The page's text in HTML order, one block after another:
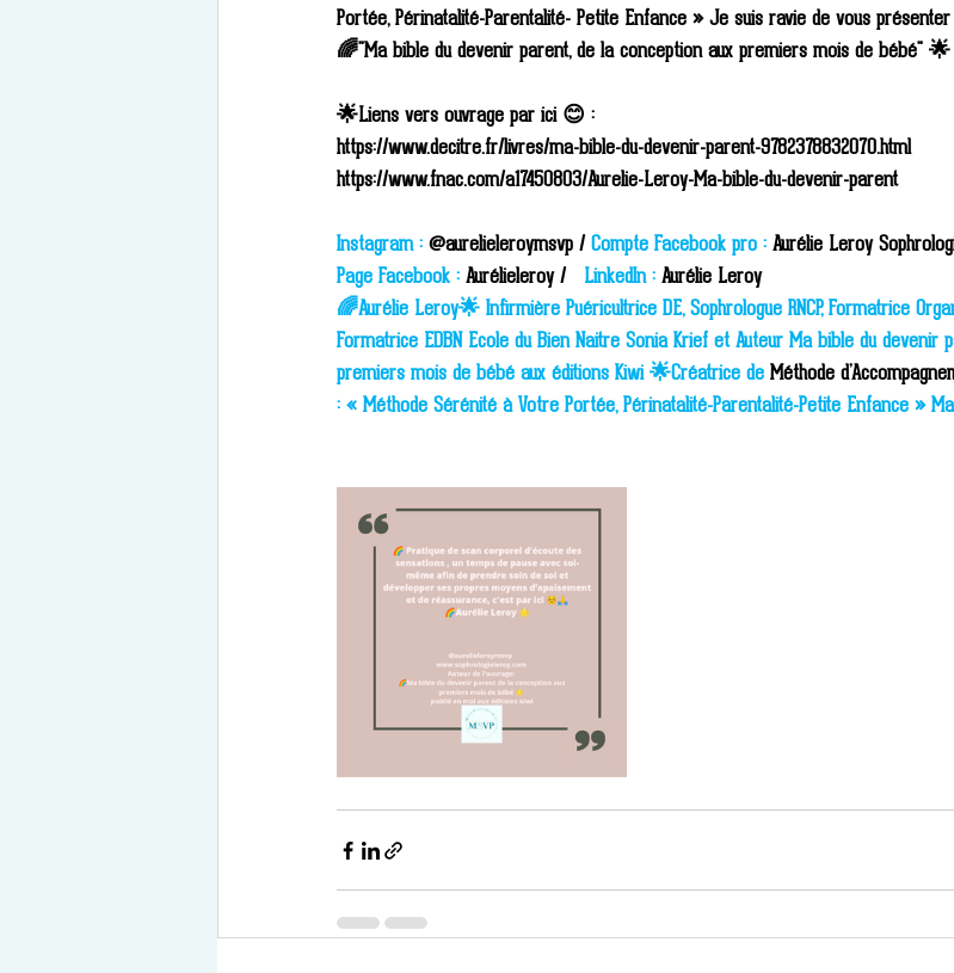
Portée, Périnatalité-Parentalité- Petite Enfance » Je suis ravie de vous
🌈"Ma bible du devenir parent, de la conception aux premiers mois de bébé" 🌟
🌟Liens vers ouvrage par ici 😊 :
https://www.decitre.fr/livres/ma-bible-du-devenir-parent-9782378832070.html
https://www.fnac.com/a17450803/Aurelie-Leroy-Ma-bible-du-devenir-parent
Instagram : @aurelieleroymsvp / Compte Facebook pro : Aurélie Leroy
Page Facebook : Aurélieleroy / LinkedIn : Aurélie Leroy
🌈Aurélie Leroy🌟 Infirmière Puéricultrice DE, Sophrologue RNCP, Formatrice
Formatrice EDBN Ecole du Bien Naitre Sonia Krief et Auteur Ma bible du devenir
premiers mois de bébé aux éditions Kiwi 🌟Créatrice de Méthode
: « Méthode Sérénité à Votre Portée, Périnatalité-Parentalité-Petite Enfance »